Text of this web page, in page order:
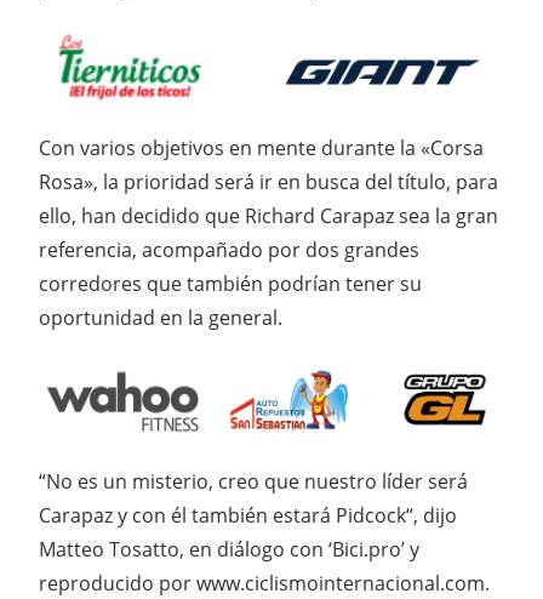
Con varios objetivos en mente durante la «Corsa
Rosa», la prioridad será ir en busca del título, para
ello, han decidido que Richard Carapaz sea la gran
referencia, acompañado por dos grandes
corredores que también podrían tener su
oportunidad en la general.
“No es un misterio, creo que nuestro líder será
Carapaz y con él también estará Pidcock“, dijo
Matteo Tosatto, en diálogo con ‘Bici.pro’ y
reproducido por www.ciclismointernacional.com.